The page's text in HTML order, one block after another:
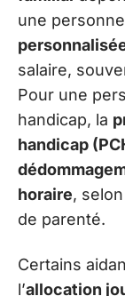
une personne
salaire,
Pour une
handicap, la
handicap
horaire,
de parenté.
Certains
l’allocation